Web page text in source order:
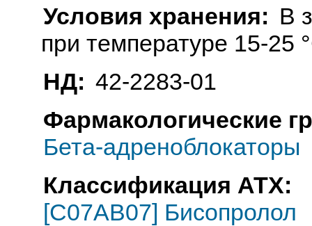
Условия хранения: В
при температуре 15-25
НД: 42-2283-01
Фармакологические
Бета-адреноблокаторы
Классификация АТХ:
[C07AB07] Бисопролол